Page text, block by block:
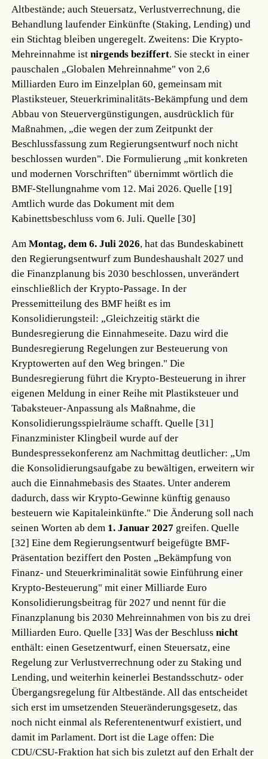
Altbestände; auch Steuersatz, Verlustverrechnung, die
Behandlung laufender Einkünfte (Staking, Lending) und
ein Stichtag bleiben ungeregelt. Zweitens: Die Krypto-
Mehreinnahme istnirgends beziffert. Sie steckt in einer
pauschalen „Globalen Mehreinnahme" von 2,6
Milliarden Euro im Einzelplan 60, gemeinsam mit
Plastiksteuer, Steuerkriminalitäts-Bekämpfung und dem
Abbau von Steuervergünstigungen, ausdrücklich für
Maßnahmen, „die wegen der zum Zeitpunkt der
Beschlussfassung zum Regierungsentwurf noch nicht
beschlossen wurden". Die Formulierung „mit konkreten
und modernen Vorschriften" übernimmt wörtlich die
BMF-Stellungnahme vom 12. Mai 2026.Quelle [19]
Amtlich wurde das Dokument mit dem
Kabinettsbeschluss vom 6. Juli.Quelle [30]
AmMontag, dem 6. Juli 2026, hat das Bundeskabinett
den Regierungsentwurf zum Bundeshaushalt 2027 und
die Finanzplanung bis 2030 beschlossen, unverändert
einschließlich der Krypto-Passage. In der
Pressemitteilung des BMF heißt es im
Konsolidierungsteil: „Gleichzeitig stärkt die
Bundesregierung die Einnahmeseite. Dazu wird die
Bundesregierung Regelungen zur Besteuerung von
Kryptowerten auf den Weg bringen." Die
Bundesregierung führt die Krypto-Besteuerung in ihrer
eigenen Meldung in einer Reihe mit Plastiksteuer und
Tabaksteuer-Anpassung als Maßnahme, die
Konsolidierungsspielräume schafft.Quelle [31]
Finanzminister Klingbeil wurde auf der
Bundespressekonferenz am Nachmittag deutlicher: „Um
die Konsolidierungsaufgabe zu bewältigen, erweitern wir
auch die Einnahmebasis des Staates. Unter anderem
dadurch, dass wir Krypto-Gewinne künftig genauso
besteuern wie Kapitaleinkünfte." Die Änderung soll nach
seinen Worten ab dem 1. Januar 2027 greifen.Quelle
[32] Eine dem Regierungsentwurf beigefügte BMF-
Präsentation beziffert den Posten „Bekämpfung von
Finanz- und Steuerkriminalität sowie Einführung einer
Krypto-Besteuerung" mit einer Milliarde Euro
Konsolidierungsbeitrag für 2027 und nennt für die
Finanzplanung bis 2030 Mehreinnahmen von bis zu drei
Milliarden Euro.Quelle [33] Was der Beschlussnicht
enthält: einen Gesetzentwurf, einen Steuersatz, eine
Regelung zur Verlustverrechnung oder zu Staking und
Lending, und weiterhin keinerlei Bestandsschutz- oder
Übergangsregelung für Altbestände. All das entscheidet
sich erst im umsetzenden Steueränderungsgesetz, das
noch nicht einmal als Referentenentwurf existiert, und
damit im Parlament. Dort ist die Lage offen: Die
CDU/CSU-Fraktion hat sich bis zuletzt auf den Erhalt der